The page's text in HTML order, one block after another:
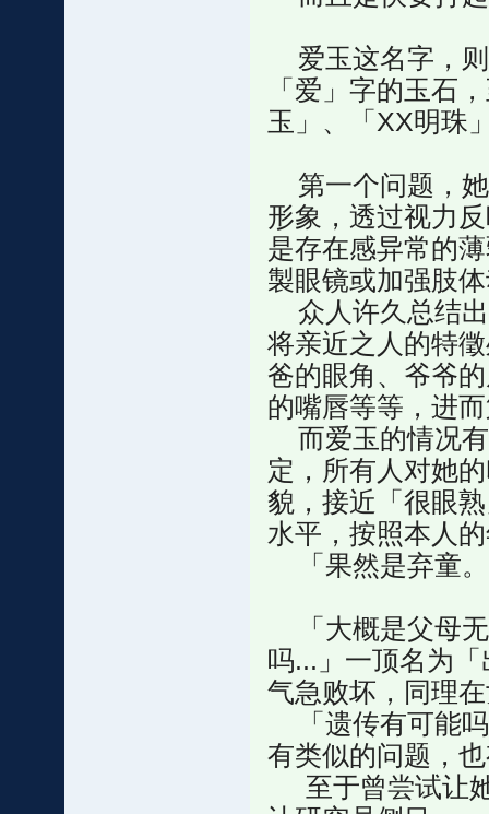
爱玉这名字，
「爱」字的玉石
玉」、「XX明珠
第一个问题，她
形象，透过视力
是存在感异常的
製眼镜或加强肢
众人许久总结出
将亲近之人的特
爸的眼角、爷爷
的嘴唇等等，进
而爱玉的情况有
定，所有人对她
貌，接近「很眼
水平，按照本人
「果然是弃童
「大概是父母无
吗...」一顶名为
气急败坏，同理
「遗传有可能吗
有类似的问题，
至于曾尝试让